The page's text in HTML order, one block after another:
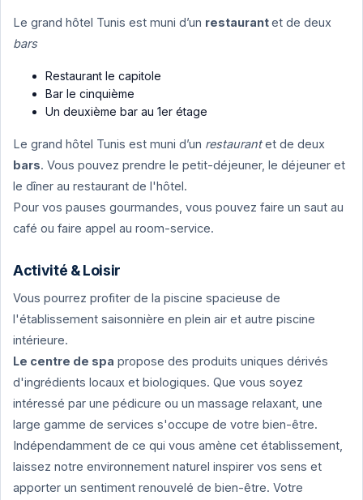
Le grand hôtel Tunis est muni d’un restaurantet de deux
bars
Restaurant le capitole
Bar le cinquième
Un deuxième bar au 1er étage
Le grand hôtel Tunis est muni d’un restaurantet de deux
bars. Vous pouvez prendre le petit-déjeuner, le déjeuner et
le dîner au restaurant de l'hôtel.
Pour vos pauses gourmandes, vous pouvez faire un saut au
café ou faire appel au room-service.
Activité & Loisir
Vous pourrez profiter de la piscine spacieuse de
l'établissement saisonnière en plein air et autre piscine
intérieure.
Le centre de spa propose des produits uniques dérivés
d'ingrédients locaux et biologiques. Que vous soyez
intéressé par une pédicure ou un massage relaxant, une
large gamme de services s'occupe de votre bien-être.
Indépendamment de ce qui vous amène cet établissement,
laissez notre environnement naturel inspirer vos sens et
apporter un sentiment renouvelé de bien-être. Votre